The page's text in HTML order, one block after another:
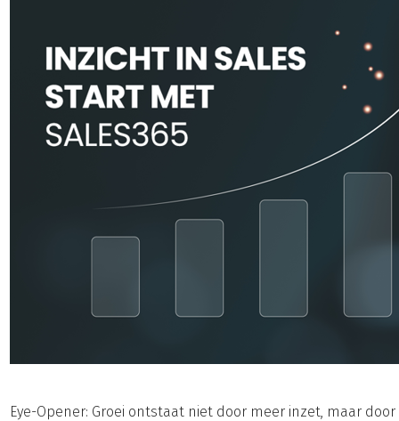
Eye-Opener: Groei ontstaat niet door meer inzet, maar